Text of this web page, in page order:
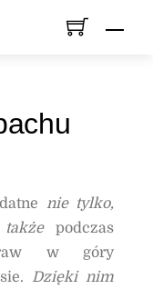
nie tylko,
podczas
w góry
Dzięki nim